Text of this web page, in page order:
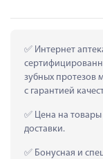
Интернет
зубных протезов
с гарантией
Цена на товары
доставки.
Бонусная и